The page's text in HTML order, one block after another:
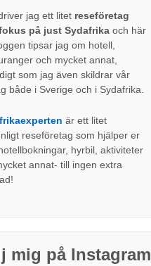
jag ett litet reseföretag
på just Sydafrika och här
tipsar jag om hotell,
och mycket annat,
som jag även skildrar vår
både i Sverige och i Sydafrika.
är ett litet
reseföretag som hjälper er
hyrbil, aktiviteter
annat- till ingen extra
mig på Instagram